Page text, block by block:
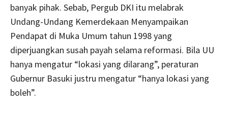
banyak pihak. Sebab, Pergub DKI itu melabrak
Undang-Undang Kemerdekaan Menyampaikan
Pendapat di Muka Umum tahun 1998 yang
diperjuangkan susah payah selama reformasi. Bila UU
hanya mengatur “lokasi yang dilarang”, peraturan
Gubernur Basuki justru mengatur “hanya lokasi yang
boleh”.